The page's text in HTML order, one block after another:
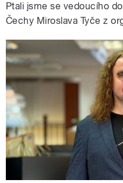
Ptali jsme se vedoucího
Čechy Miroslava Tyče z